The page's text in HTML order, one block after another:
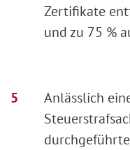
Zertifikate
und zu 75 %
Anlässlich